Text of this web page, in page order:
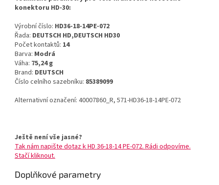
konektoru HD-30:
Výrobní číslo: HD36-18-14PE-072
Řada: DEUTSCH HD,DEUTSCH HD30
Počet kontaktů: 14
Barva: Modrá
Váha: 75,24 g
Brand: DEUTSCH
Číslo celního sazebníku: 85389099
Alternativní označení: 40007860_R, 571-HD36-18-14PE-072
Ještě není vše jasné?
Tak nám napište dotaz k HD 36-18-14 PE-072. Rádi odpovíme.
Stačí kliknout.
Doplňkové parametry